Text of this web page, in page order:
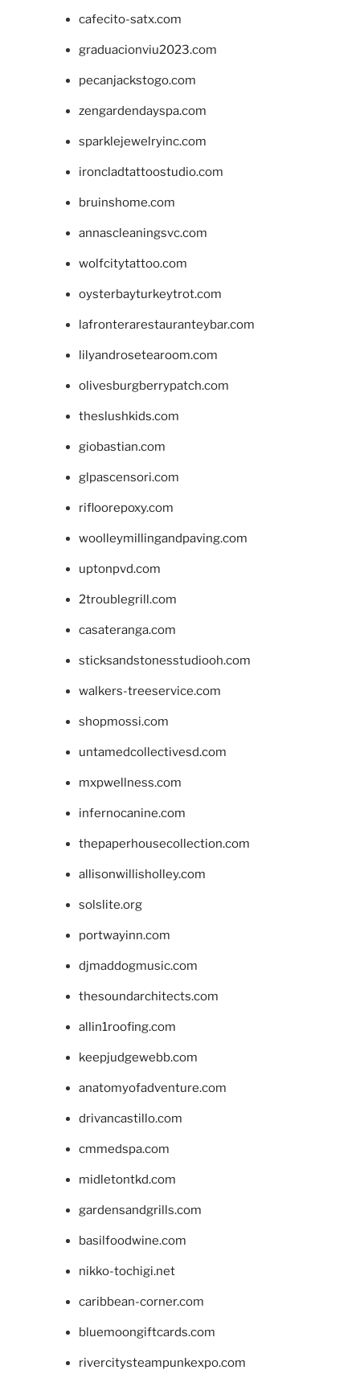
cafecito-satx.com
graduacionviu2023.com
pecanjackstogo.com
zengardendayspa.com
sparklejewelryinc.com
ironcladtattoostudio.com
bruinshome.com
annascleaningsvc.com
wolfcitytattoo.com
oysterbayturkeytrot.com
lafronterarestauranteybar.com
lilyandrosetearoom.com
olivesburgberrypatch.com
theslushkids.com
giobastian.com
glpascensori.com
rifloorepoxy.com
woolleymillingandpaving.com
uptonpvd.com
2troublegrill.com
casateranga.com
sticksandstonesstudiooh.com
walkers-treeservice.com
shopmossi.com
untamedcollectivesd.com
mxpwellness.com
infernocanine.com
thepaperhousecollection.com
allisonwillisholley.com
solslite.org
portwayinn.com
djmaddogmusic.com
thesoundarchitects.com
allin1roofing.com
keepjudgewebb.com
anatomyofadventure.com
drivancastillo.com
cmmedspa.com
midletontkd.com
gardensandgrills.com
basilfoodwine.com
nikko-tochigi.net
caribbean-corner.com
bluemoongiftcards.com
rivercitysteampunkexpo.com